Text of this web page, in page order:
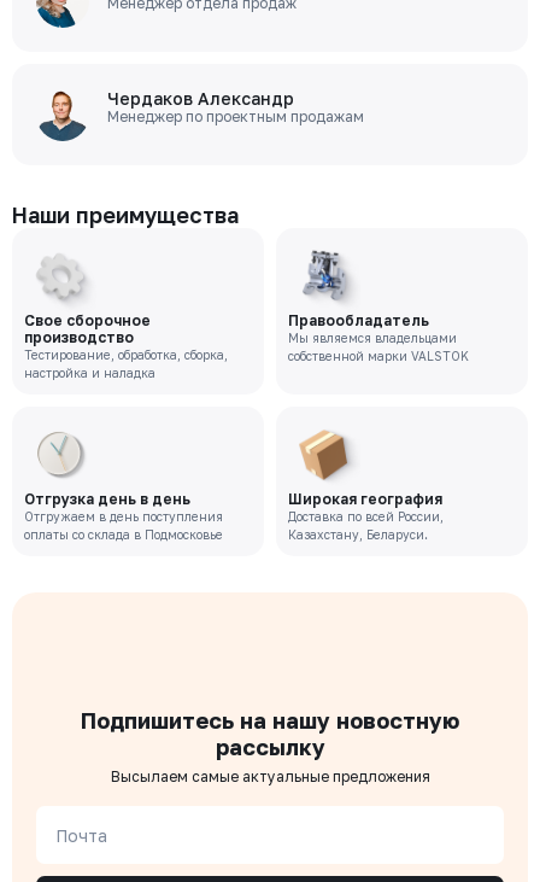
Чердаков Александр
Менеджер по проектным продажам
Наши преимущества
Свое сборочное
производство
Тестирование, обработка, сборка,
настройка и наладка
Правообладатель
Мы являемся владельцами
собственной марки VALSTOK
Отгрузка день в день
Отгружаем в день поступления
оплаты со склада в Подмосковье
Широкая география
Доставка по всей России,
Казахстану, Беларуси.
Подпишитесь на нашу новостную
рассылку
Высылаем самые актуальные предложения
Почта